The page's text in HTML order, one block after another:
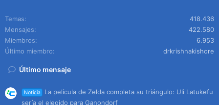
Temas
418.436
Mensajes
422.580
Miembros
6.953
Último miembro
drkrishnakishore
Último mensaje
Noticia
La película de Zelda completa su triángulo: Uli Latukefu
sería el elegido para Ganondorf